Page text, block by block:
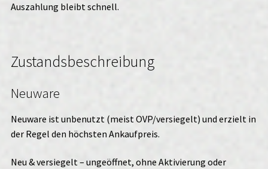
Auszahlung bleibt schnell.
Zustandsbeschreibung
Neuware
Neuware ist unbenutzt (meist OVP/versiegelt) und erzielt in
der Regel den höchsten Ankaufpreis.
Neu & versiegelt – ungeöffnet, ohne Aktivierung oder